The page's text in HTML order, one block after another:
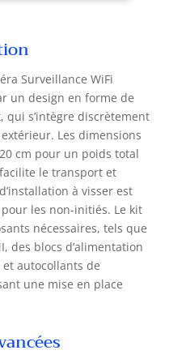
la caméra
pouvez profiter
Il fonctionne
Wi-Fi double bande
qui lui donne plus
(REMARQUE
doivent être
en
extensible 10
de sortie HDMI】:
par caméra
de 10
à davantage
De plus,
grand ou à une
Surveillance WiFi
un design en forme de
qui s’intègre discrètement
Les dimensions
cm pour un poids total
le transport et
à visser est
les non-initiés. Le kit
nécessaires, tels que
des blocs d’alimentation
autocollants de
une mise en place